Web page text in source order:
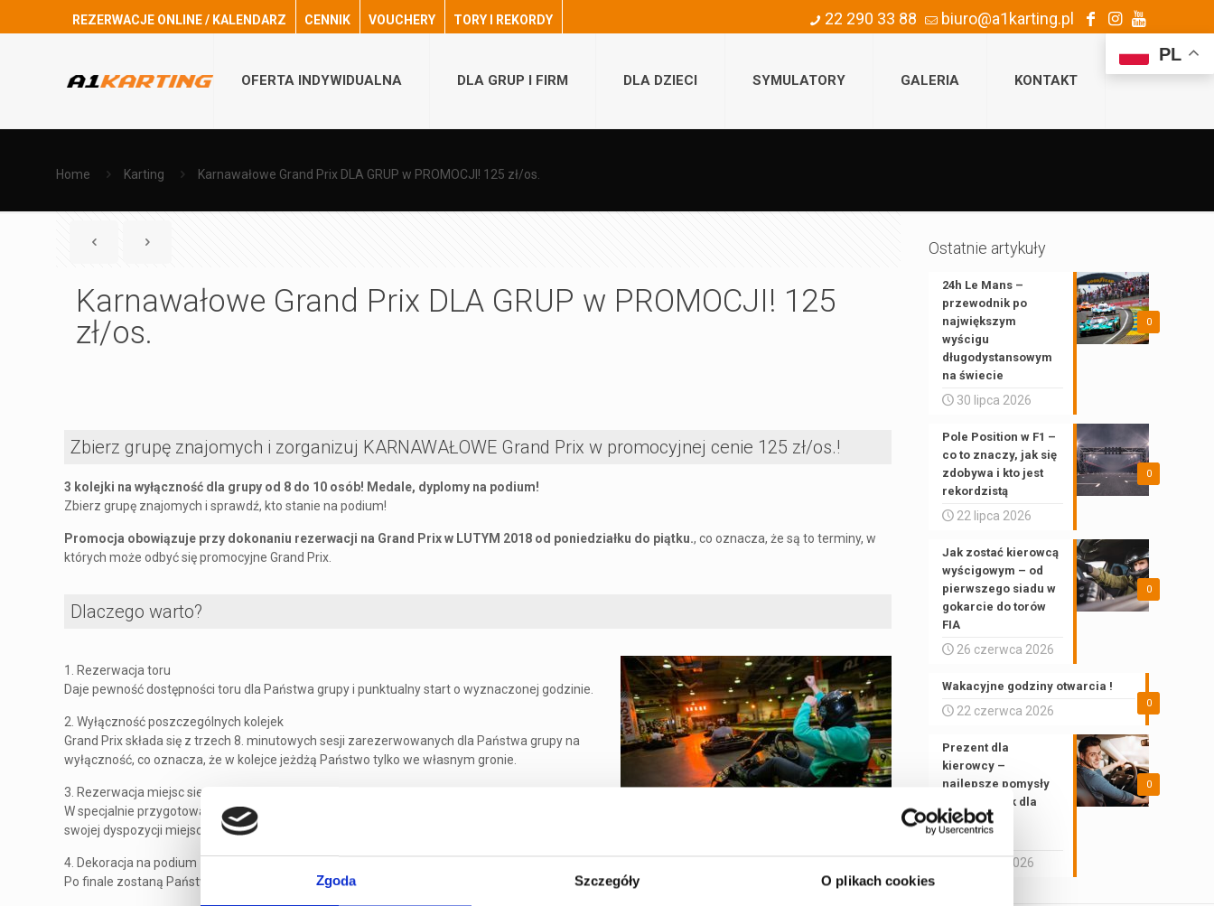
Zgoda Szczegóły O plikach cookies
REZERWACJE ONLINE / KALENDARZ CENNIK VOUCHERY TORY I REKORDY 22 290 33 88 biuro@a1karting.pl
OFERTA INDYWIDUALNA DLA GRUP I FIRM DLA DZIECI SYMULATORY GALERIA KONTAKT
PL
Home Karting Karnawałowe Grand Prix DLA GRUP w PROMOCJI! 125 zł/os.
Karnawałowe Grand Prix DLA GRUP w PROMOCJI! 125
zł/os.
Zbierz grupę znajomych i zorganizuj KARNAWAŁOWE Grand Prix w promocyjnej cenie 125 zł/os.!
3 kolejki na wyłączność dla grupy od 8 do 10 osób! Medale, dyplomy na podium!
Zbierz grupę znajomych i sprawdź, kto stanie na podium!
Promocja obowiązuje przy dokonaniu rezerwacji na Grand Prix w LUTYM 2018 od poniedziałku do piątku., co oznacza, że są to terminy, w
których może odbyć się promocyjne Grand Prix.
Dlaczego warto?
1. Rezerwacja toru
Daje pewność dostępności toru dla Państwa grupy i punktualny start o wyznaczonej godzinie.
2. Wyłączność poszczególnych kolejek
Grand Prix składa się z trzech 8. minutowych sesji zarezerwowanych dla Państwa grupy na
wyłączność, co oznacza, że w kolejce jeżdżą Państwo tylko we własnym gronie.
3. Rezerwacja miejsc siedzących
W specjalnie przygotowanej sali eventowej w wyścigowym klimacie będą mieli Państwo do
swojej dyspozycji miejsca siedzące zarezerwowane dla całej grupy.
4. Dekoracja na podium
Po finale zostaną Państwo zaproszeni na podium, gdzie odbędzie się oficjalna dekoracja zwycięzców.
Ostatnie artykuły
0
24h Le Mans –
przewodnik po
największym
wyścigu
długodystansowym
na świecie
30 lipca 2026
0
Pole Position w F1 –
co to znaczy, jak się
zdobywa i kto jest
rekordzistą
22 lipca 2026
0
Jak zostać kierowcą
wyścigowym – od
pierwszego siadu w
gokarcie do torów
FIA
26 czerwca 2026
0
Wakacyjne godziny otwarcia !
22 czerwca 2026
0
Prezent dla
kierowcy –
najlepsze pomysły
na upominek dla
pasjonata
motoryzacji
29 maja 2026